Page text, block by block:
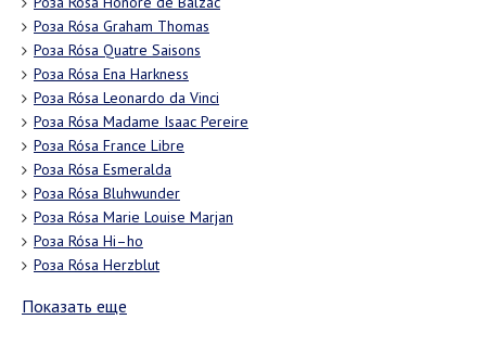
Роза Rósa Graham Thomas
Роза Rósa Quatre Saisons
Роза Rósa Ena Harkness
Роза Rósa Leonardo da Vinci
Роза Rósa Madame Isaac Pereire
Роза Rósa France Libre
Роза Rósa Esmeralda
Роза Rósa Bluhwunder
Роза Rósa Marie Louise Marjan
Роза Rósa Hi–ho
Роза Rósa Herzblut
Показать еще